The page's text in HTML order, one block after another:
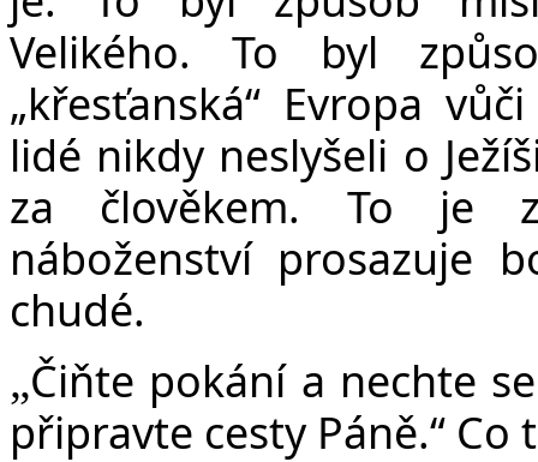
Velikého. To byl
„křesťanská“ Evropa
lidé nikdy neslyšeli o
za člověkem. To je
náboženství prosazuje
chudé.
„Čiňte pokání a nechte
připravte cesty Páně.“